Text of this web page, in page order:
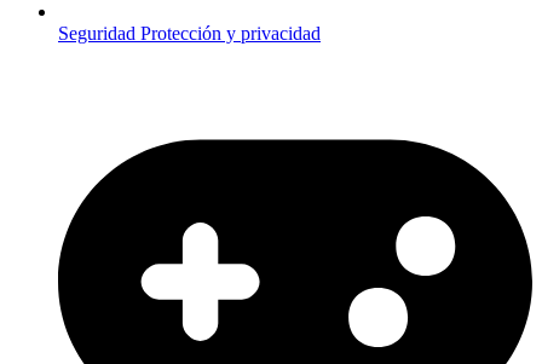
Seguridad Protección y privacidad